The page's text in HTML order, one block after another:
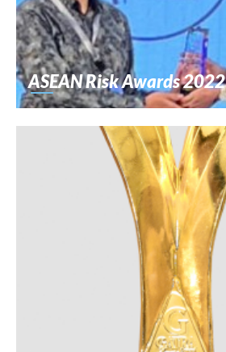
ASEAN Risk Awards 2022